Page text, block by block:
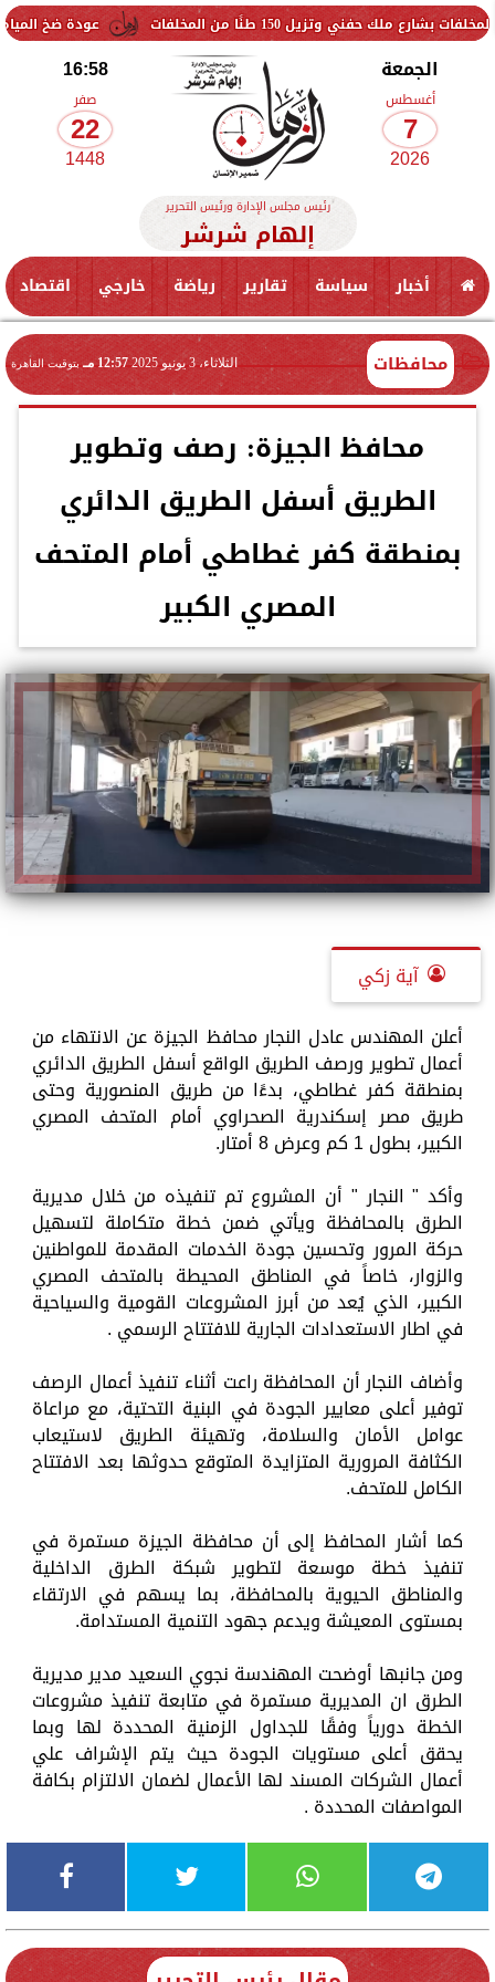
عودة ضخ المياه تدريجيًا 150 طنًا من المخلفات
الجمعة
أغسطس
7
2026
16:58
صفر
22
1448
رئيس مجلس الإدارة ورئيس التحرير
إلهام شرشر
أخبار سياسة تقارير رياضة خارجي اقتصاد
محافظات الثلاثاء، 3 يونيو 2025 12:57 مـ بتوقيت القاهرة
محافظ الجيزة: رصف وتطوير
الطريق أسفل الطريق الدائري
بمنطقة كفر غطاطي أمام المتحف
المصري الكبير
آية زكي
أعلن المهندس عادل النجار محافظ الجيزة عن الانتهاء من
أعمال تطوير ورصف الطريق الواقع أسفل الطريق الدائري
بمنطقة كفر غطاطي، بدءًا من طريق المنصورية وحتى
طريق مصر إسكندرية الصحراوي أمام المتحف المصري
الكبير، بطول 1 كم وعرض 8 أمتار.
وأكد " النجار " أن المشروع تم تنفيذه من خلال مديرية
الطرق بالمحافظة ويأتي ضمن خطة متكاملة لتسهيل
حركة المرور وتحسين جودة الخدمات المقدمة للمواطنين
والزوار، خاصاً في المناطق المحيطة بالمتحف المصري
الكبير، الذي يُعد من أبرز المشروعات القومية والسياحية
في اطار الاستعدادات الجارية للافتتاح الرسمي .
وأضاف النجار أن المحافظة راعت أثناء تنفيذ أعمال الرصف
توفير أعلى معايير الجودة في البنية التحتية، مع مراعاة
عوامل الأمان والسلامة، وتهيئة الطريق لاستيعاب
الكثافة المرورية المتزايدة المتوقع حدوثها بعد الافتتاح
الكامل للمتحف.
كما أشار المحافظ إلى أن محافظة الجيزة مستمرة في
تنفيذ خطة موسعة لتطوير شبكة الطرق الداخلية
والمناطق الحيوية بالمحافظة، بما يسهم في الارتقاء
بمستوى المعيشة ويدعم جهود التنمية المستدامة.
ومن جانبها أوضحت المهندسة نجوي السعيد مدير مديرية
الطرق ان المديرية مستمرة في متابعة تنفيذ مشروعات
الخطة دورياً وفقًا للجداول الزمنية المحددة لها وبما
يحقق أعلى مستويات الجودة حيث يتم الإشراف علي
أعمال الشركات المسند لها الأعمال لضمان الالتزام بكافة
المواصفات المحددة .